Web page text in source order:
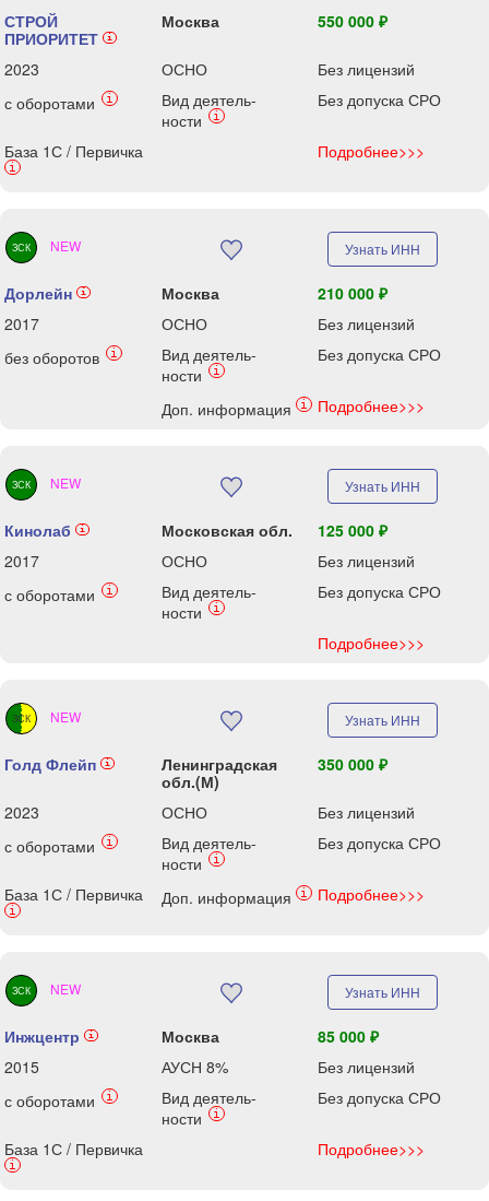
СТРОЙ
ПРИОРИТЕТ i
Москва 550 000 ₽
2023 ОСНО
Без лицензий
с оборотами
i
Вид деятель-
ности
i
Без допуска СРО
База 1С / Первичка
i
Подробнее>>>
ЗСК NEW Узнать ИНН
Дорлейн i Москва
210 000 ₽
2017
ОСНО
Без лицензий
без оборотов
i
Вид деятель-
ности
i
Без допуска СРО
Доп. информация i Подробнее>>>
ЗСК NEW Узнать ИНН
Кинолаб i Московская обл.
125 000 ₽
2017
ОСНО
Без лицензий
с оборотами
i
Вид деятель-
ности
i
Без допуска СРО
Подробнее>>>
ЗСК NEW Узнать ИНН
Голд Флейп i
Ленинградская
обл.(М)
350 000 ₽
2023 ОСНО
Без лицензий
с оборотами
i
Вид деятель-
ности
i
Без допуска СРО
База 1С / Первичка
i
Доп. информация i Подробнее>>>
ЗСК NEW Узнать ИНН
Инжцентр i Москва
85 000 ₽
2015
АУСН 8%
Без лицензий
с оборотами
i
Вид деятель-
ности
i
Без допуска СРО
База 1С / Первичка
i
Подробнее>>>